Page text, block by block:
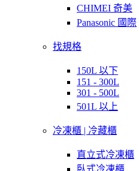
CHIMEI 奇美
Panasonic 國際
找規格
150L 以下
151 - 300L
301 - 500L
501L 以上
冷凍櫃 | 冷藏櫃
直立式冷凍櫃